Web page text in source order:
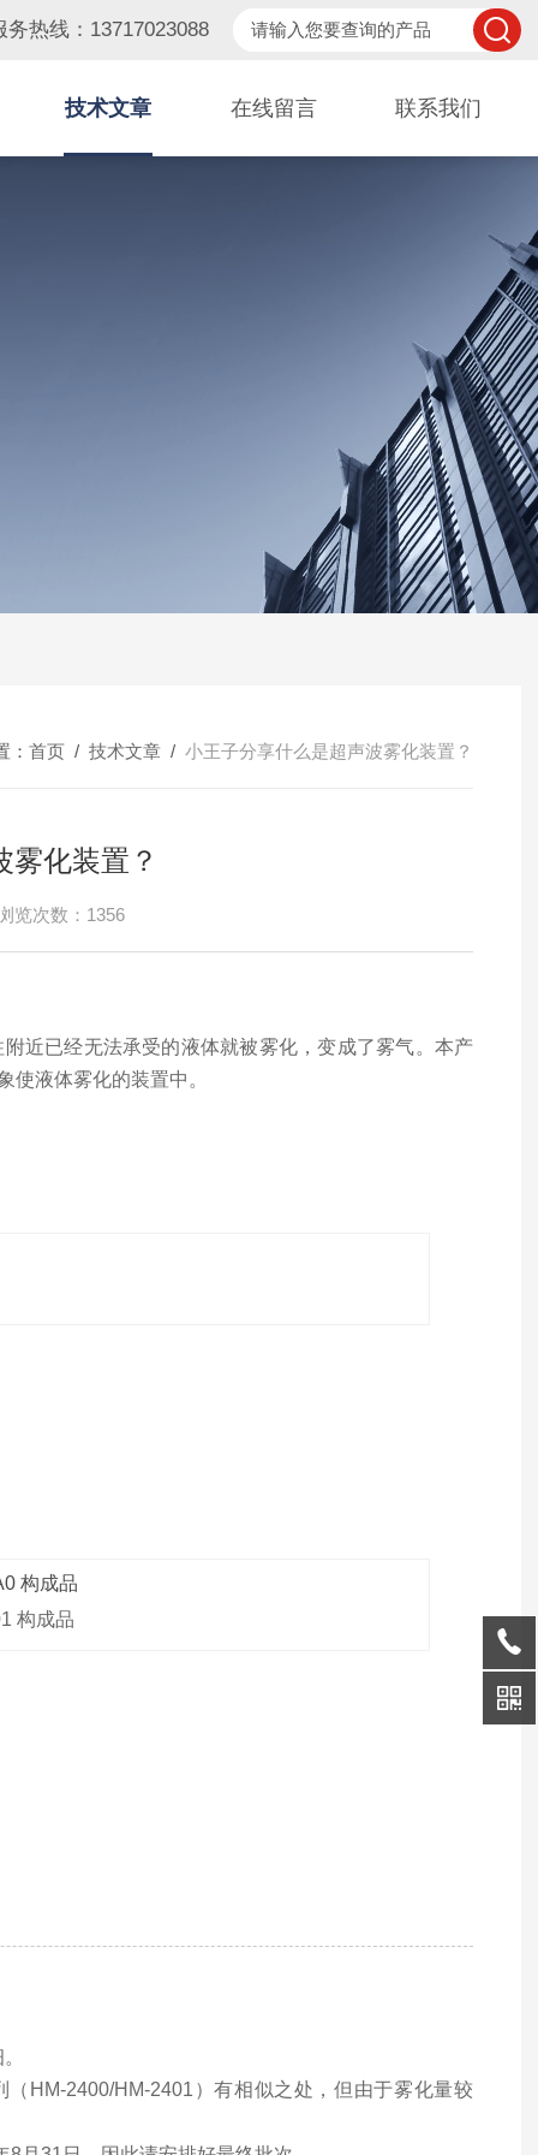
务热线：13717023088
技术文章 在线留言 联系我们
： 首页 / 技术文章 / 小王子分享什么是超声波雾化装置？
雾化装置？
览次数：1356
近已经无法承受的液体就被雾化，变成了雾气。本产
使液体雾化的装置中。
构成品
HM-2400/HM-2401）有相似之处，但由于雾化量较